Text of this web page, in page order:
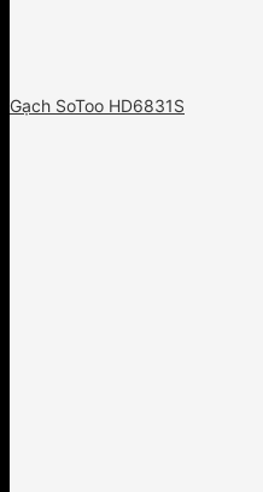
Gạch SoToo HD6831S